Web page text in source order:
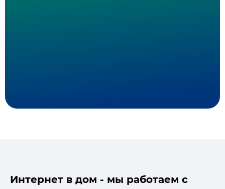
Интернет в дом - мы работаем с